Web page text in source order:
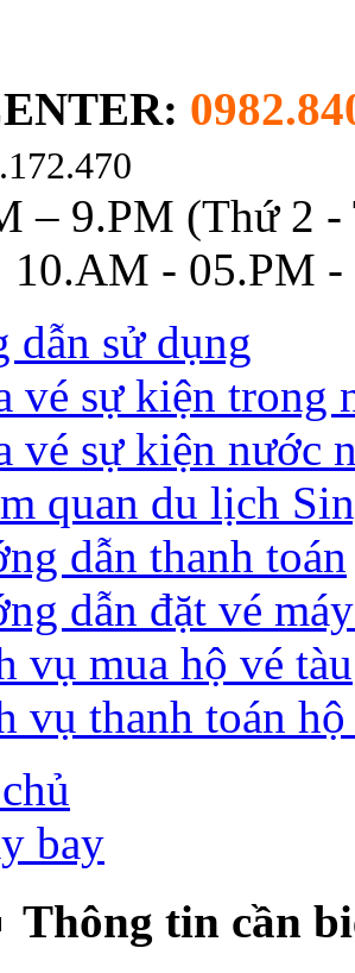
– 9.PM (Thứ 2 -
10.AM - 05.PM -
dẫn sử dụng
vé sự kiện trong
vé sự kiện nước
quan du lịch
dẫn thanh toán
dẫn đặt vé
vụ mua hộ vé tàu
vụ thanh toán hộ
bay
Thông tin cần